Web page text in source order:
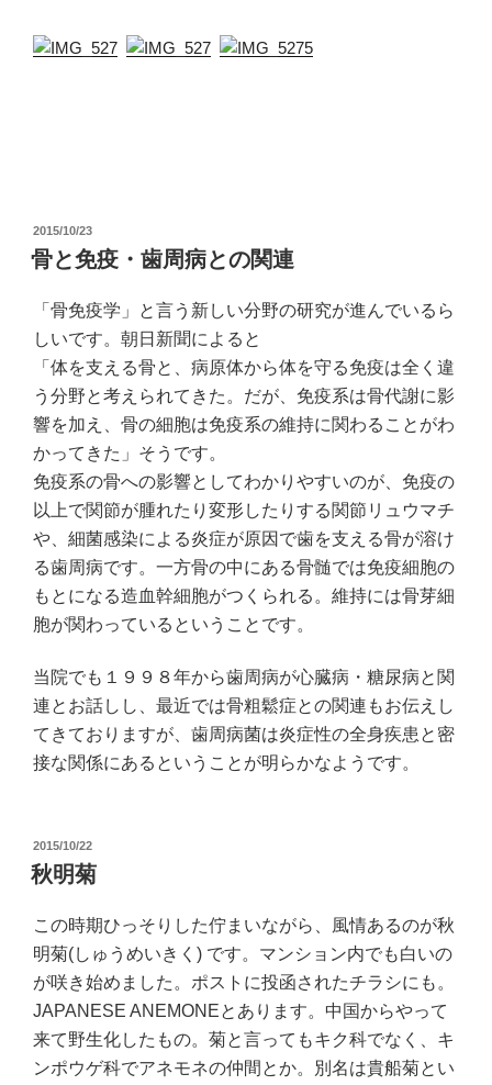
投
稿
日:
2015/10/23
骨と免疫・歯周病との関連
「骨免疫学」と言う新しい分野の研究が進んでいるら
しいです。朝日新聞によると
「体を支える骨と、病原体から体を守る免疫は全く違
う分野と考えられてきた。だが、免疫系は骨代謝に影
響を加え、骨の細胞は免疫系の維持に関わることがわ
かってきた」そうです。
免疫系の骨への影響としてわかりやすいのが、免疫の
以上で関節が腫れたり変形したりする関節リュウマチ
や、細菌感染による炎症が原因で歯を支える骨が溶け
る歯周病です。一方骨の中にある骨髄では免疫細胞の
もとになる造血幹細胞がつくられる。維持には骨芽細
胞が関わっているということです。
当院でも１９９８年から歯周病が心臓病・糖尿病と関
連とお話しし、最近では骨粗鬆症との関連もお伝えし
てきておりますが、歯周病菌は炎症性の全身疾患と密
接な関係にあるということが明らかなようです。
投
稿
日:
2015/10/22
秋明菊
この時期ひっそりした佇まいながら、風情あるのが秋
明菊(しゅうめいきく) です。マンション内でも白いの
が咲き始めました。ポストに投函されたチラシにも。
JAPANESE ANEMONEとあります。中国からやって
来て野生化したもの。菊と言ってもキク科でなく、キ
ンポウゲ科でアネモネの仲間とか。別名は貴船菊とい